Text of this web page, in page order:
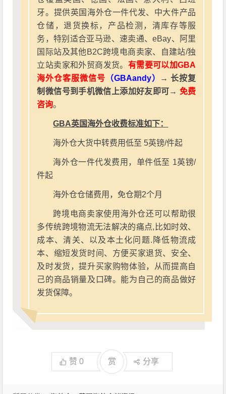
牙。提供英国海外仓一件代发、中大件产品
仓储，退货换标，产品检测，清库存等服
务，特别适合亚马逊、速卖通、eBay、阿里
国际站及其他B2C跨境电商卖家、自建站/独
立站卖家和外贸商发货。 有需要可以加GBA
海外仓客服微信号 （GBAandy）
→ 长按复
制微信号到手机微信上添加好友即可→ 免费
咨询。
GBA英国海外仓收费标准如下：
海外仓大货中转费用低至 5英镑/件起
海外仓一件代发费用，单件低至 1英镑/
件起
海外仓仓储费用，免仓期2个月
跨境电商卖家使用海外仓还可以帮助很
多传统跨境物流无法解决的痛点,比如时效、
成本、清关、以及本土化问题.降低物流成
本、缩短发货时间、方便买家退货、安全、
及时发货，提升买家购物体验，从而提高自
己的商品销量及口碑。能为自己的商品做好
发货保障。
赞0 赏 分享